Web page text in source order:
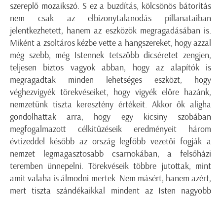
szereplő mozaikszó. S ez a buzdítás, kölcsönös bátorítás
nem csak az elbizonytalanodás pillanataiban
jelentkezhetett, hanem az eszközök megragadásában is.
Miként a zsoltáros kézbe vette a hangszereket, hogy azzal
még szebb, még Istennek tetszőbb dicséretet zengjen,
teljesen biztos vagyok abban, hogy az alapítók is
megragadtak minden lehetséges eszközt, hogy
véghezvigyék törekvéseiket, hogy vigyék előre hazánk,
nemzetünk tiszta keresztény értékeit. Akkor ők aligha
gondolhattak arra, hogy egy kicsiny szobában
megfogalmazott célkitűzéseik eredményeit három
évtizeddel később az ország legfőbb vezetői fogják a
nemzet legmagasztosabb csarnokában, a felsőházi
teremben ünnepelni. Törekvéseik többre jutottak, mint
amit valaha is álmodni mertek. Nem másért, hanem azért,
mert tiszta szándékaikkal mindent az Isten nagyobb